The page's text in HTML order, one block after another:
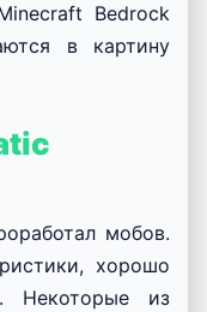
Bedrock
в картину
мобов.
хорошо
Некоторые из